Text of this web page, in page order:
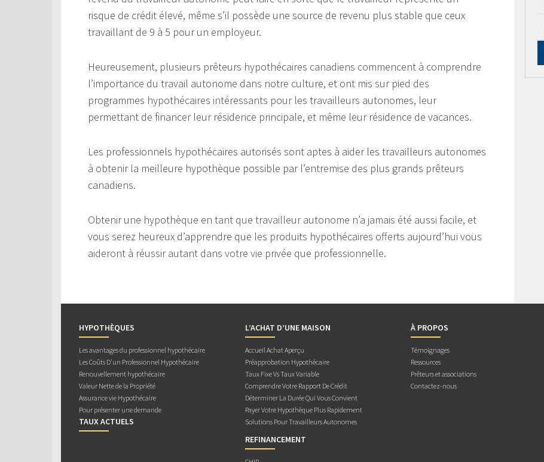
risque de crédit élevé, même s’il possède une source de revenu plus stable que ceux
travaillant de 9 à 5 pour un employeur.
Heureusement, plusieurs prêteurs hypothécaires canadiens commencent à comprendre
l’importance du travail autonome dans notre culture, et ont mis sur pied des
programmes hypothécaires intéressants pour les travailleurs autonomes, leur
permettant de financer leur résidence principale, et même leur résidence de vacances.
Les professionnels hypothécaires autorisés sont aptes à aider les travailleurs autonomes
à obtenir la meilleure hypothèque possible par l’entremise des plus grands prêteurs
canadiens.
Obtenir une hypothèque en tant que travailleur autonome n’a jamais été aussi facile, et
vous serez heureux d’apprendre que les produits hypothécaires offerts aujourd’hui vous
aideront à réussir autant dans votre vie privée que professionnelle.
HYPOTHÈQUES
Les avantages du professionnel hypothécaire
Les Coûts D’un Professionnel Hypothécaire
Renouvellement hypothécaire
Valeur Nette de la Propriété
Assurance vie Hypothécaire
Pour présenter une demande
TAUX ACTUELS
L’ACHAT D’UNE MAISON
Accueil Achat Aperçu
Préapprobation Hypothécaire
Taux Fixe Vs Taux Variable
Comprendre Votre Rapport De Crédit
Déterminer La Durée Qui Vous Convient
Payer Votre Hypothèque Plus Rapidement
Solutions Pour Travailleurs Autonomes
REFINANCEMENT
À PROPOS
Témoignages
Ressources
Prêteurs et associations
Contactez-nous